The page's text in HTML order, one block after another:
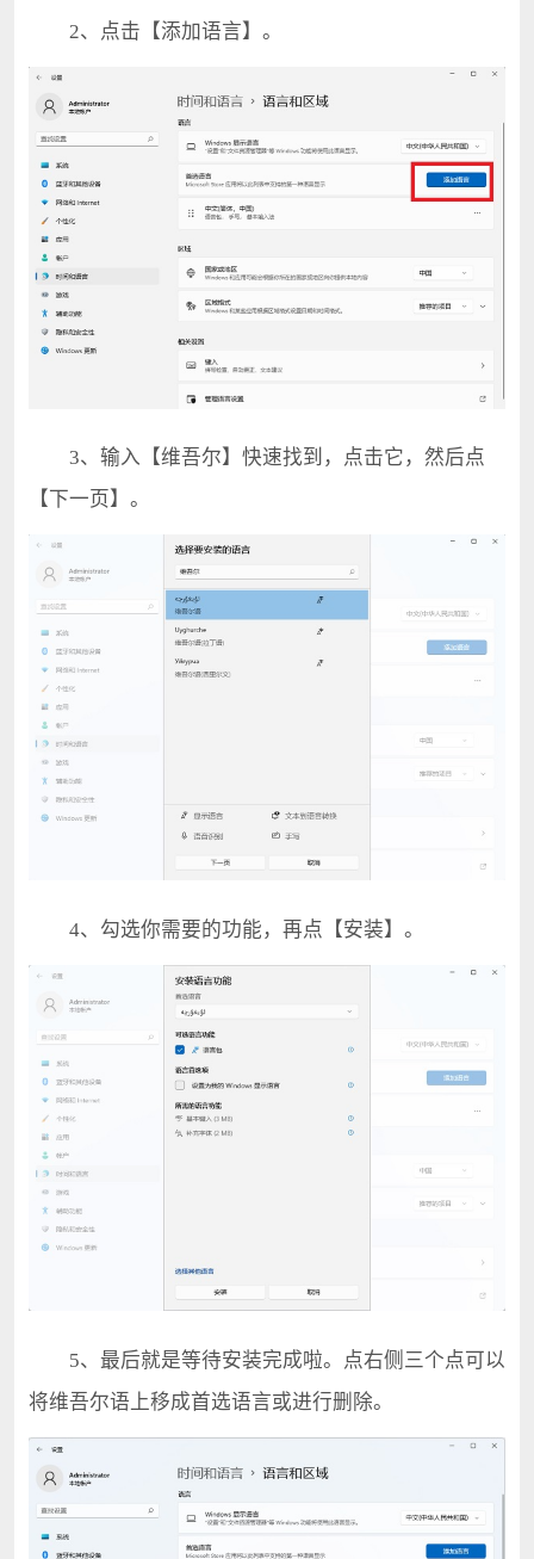
2、点击【添加语言】。
3、输入【维吾尔】快速找到，点击它，然后点
【下一页】。
4、勾选你需要的功能，再点【安装】。
5、最后就是等待安装完成啦。点右侧三个点可以
将维吾尔语上移成首选语言或进行删除。